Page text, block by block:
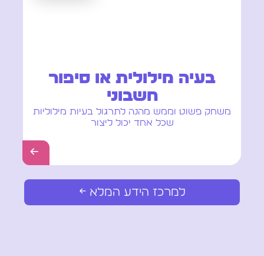
בעיה מילולית או סיפור
חשבוני
משחק פשוט וממש מהנה לתרגול בעיות מילוליות
שכל אחד יכול ליצור
←
למרכז הידע המלא ←